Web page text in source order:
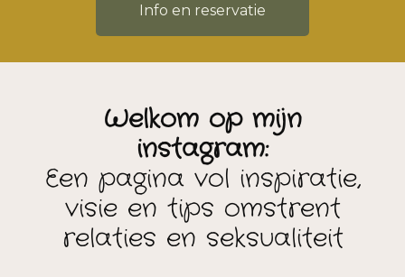
Info en reservatie
Welkom op mijn
instagram:
Een pagina vol inspiratie,
visie en tips omstrent
relaties en seksualiteit